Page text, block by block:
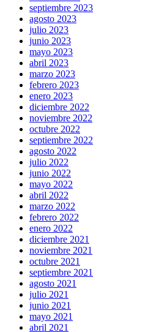
septiembre 2023
agosto 2023
julio 2023
junio 2023
mayo 2023
abril 2023
marzo 2023
febrero 2023
enero 2023
diciembre 2022
noviembre 2022
octubre 2022
septiembre 2022
agosto 2022
julio 2022
junio 2022
mayo 2022
abril 2022
marzo 2022
febrero 2022
enero 2022
diciembre 2021
noviembre 2021
octubre 2021
septiembre 2021
agosto 2021
julio 2021
junio 2021
mayo 2021
abril 2021